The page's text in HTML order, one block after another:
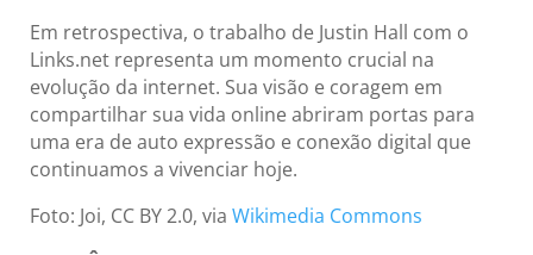
Em retrospectiva, o trabalho de Justin Hall com o
Links.net representa um momento crucial na
evolução da internet. Sua visão e coragem em
compartilhar sua vida online abriram portas para
uma era de auto expressão e conexão digital que
continuamos a vivenciar hoje.
Foto: Joi, CC BY 2.0, via Wikimedia Commons